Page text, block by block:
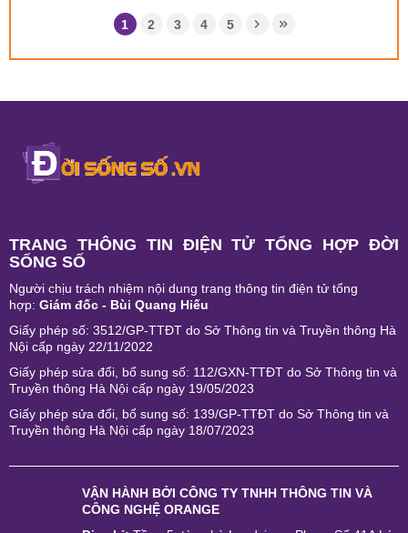
1 2 3 4 5
TRANG THÔNG TIN ĐIỆN TỬ TỔNG HỢP ĐỜI
SỐNG SỐ
Người chịu trách nhiệm nội dung trang thông tin điện tử tổng
hợp: Giám đốc - Bùi Quang Hiếu
Giấy phép số: 3512/GP-TTĐT do Sở Thông tin và Truyền thông Hà
Nội cấp ngày 22/11/2022
Giấy phép sửa đổi, bổ sung số: 112/GXN-TTĐT do Sở Thông tin và
Truyền thông Hà Nội cấp ngày 19/05/2023
Giấy phép sửa đổi, bổ sung số: 139/GP-TTĐT do Sở Thông tin và
Truyền thông Hà Nội cấp ngày 18/07/2023
VẬN HÀNH BỞI CÔNG TY TNHH THÔNG TIN VÀ
CÔNG NGHỆ ORANGE